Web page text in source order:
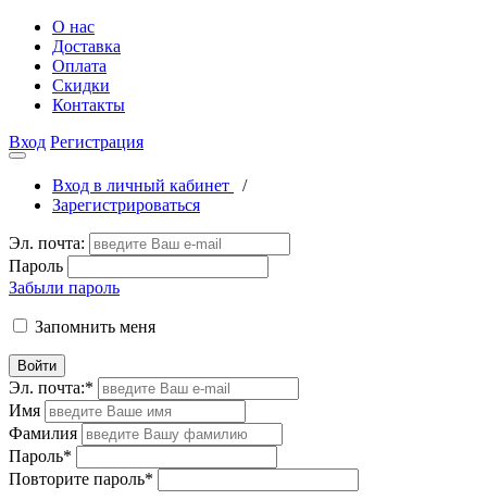
О нас
Доставка
Оплата
Скидки
Контакты
Вход Регистрация
Вход в личный кабинет
/
Зарегистрироваться
Эл. почта:
Пароль
Забыли пароль
Запомнить меня
Войти
Эл. почта:*
Имя
Фамилия
Пароль*
Повторите пароль*